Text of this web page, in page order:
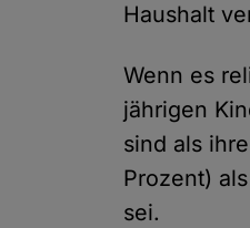
Haushalt
Wenn es
jährigen
sind als
Prozent)
sei.